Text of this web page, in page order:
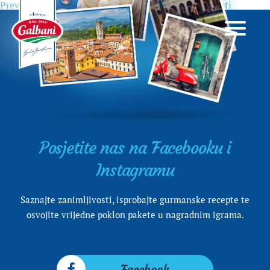
Navigacija
objava
Previous Previous
post:
3 talijanska jela s jajima koja morate probati
Posjetite nas na Facebooku i
Instagramu
Saznajte zanimljivosti, isprobajte gurmanske recepte te
osvojite vrijedne poklon pakete u nagradnim igrama.